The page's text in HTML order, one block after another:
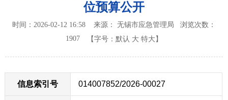
位预算公开
时间：2026-02-12 16:58 来源： 无锡市应急管理局 浏览次数：
1907
【字号： 默认 大 特大 】
信息索引号 014007852/2026-00027